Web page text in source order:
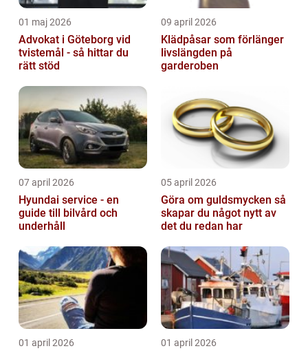
01 maj 2026
Advokat i Göteborg vid
tvistemål - så hittar du
rätt stöd
09 april 2026
Klädpåsar som förlänger
livslängden på
garderoben
07 april 2026
Hyundai service - en
guide till bilvård och
underhåll
05 april 2026
Göra om guldsmycken så
skapar du något nytt av
det du redan har
01 april 2026 01 april 2026